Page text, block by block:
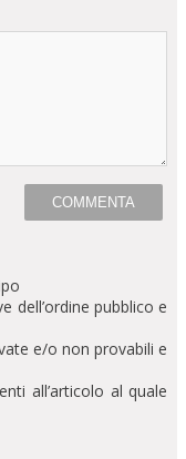
dell’ordine pubblico e
e/o non provabili e
all’articolo al quale